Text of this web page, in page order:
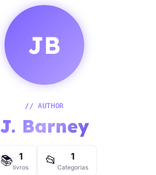
JB
// AUTHOR
J. Barney
📚 1
livros 📂 1
Categorias